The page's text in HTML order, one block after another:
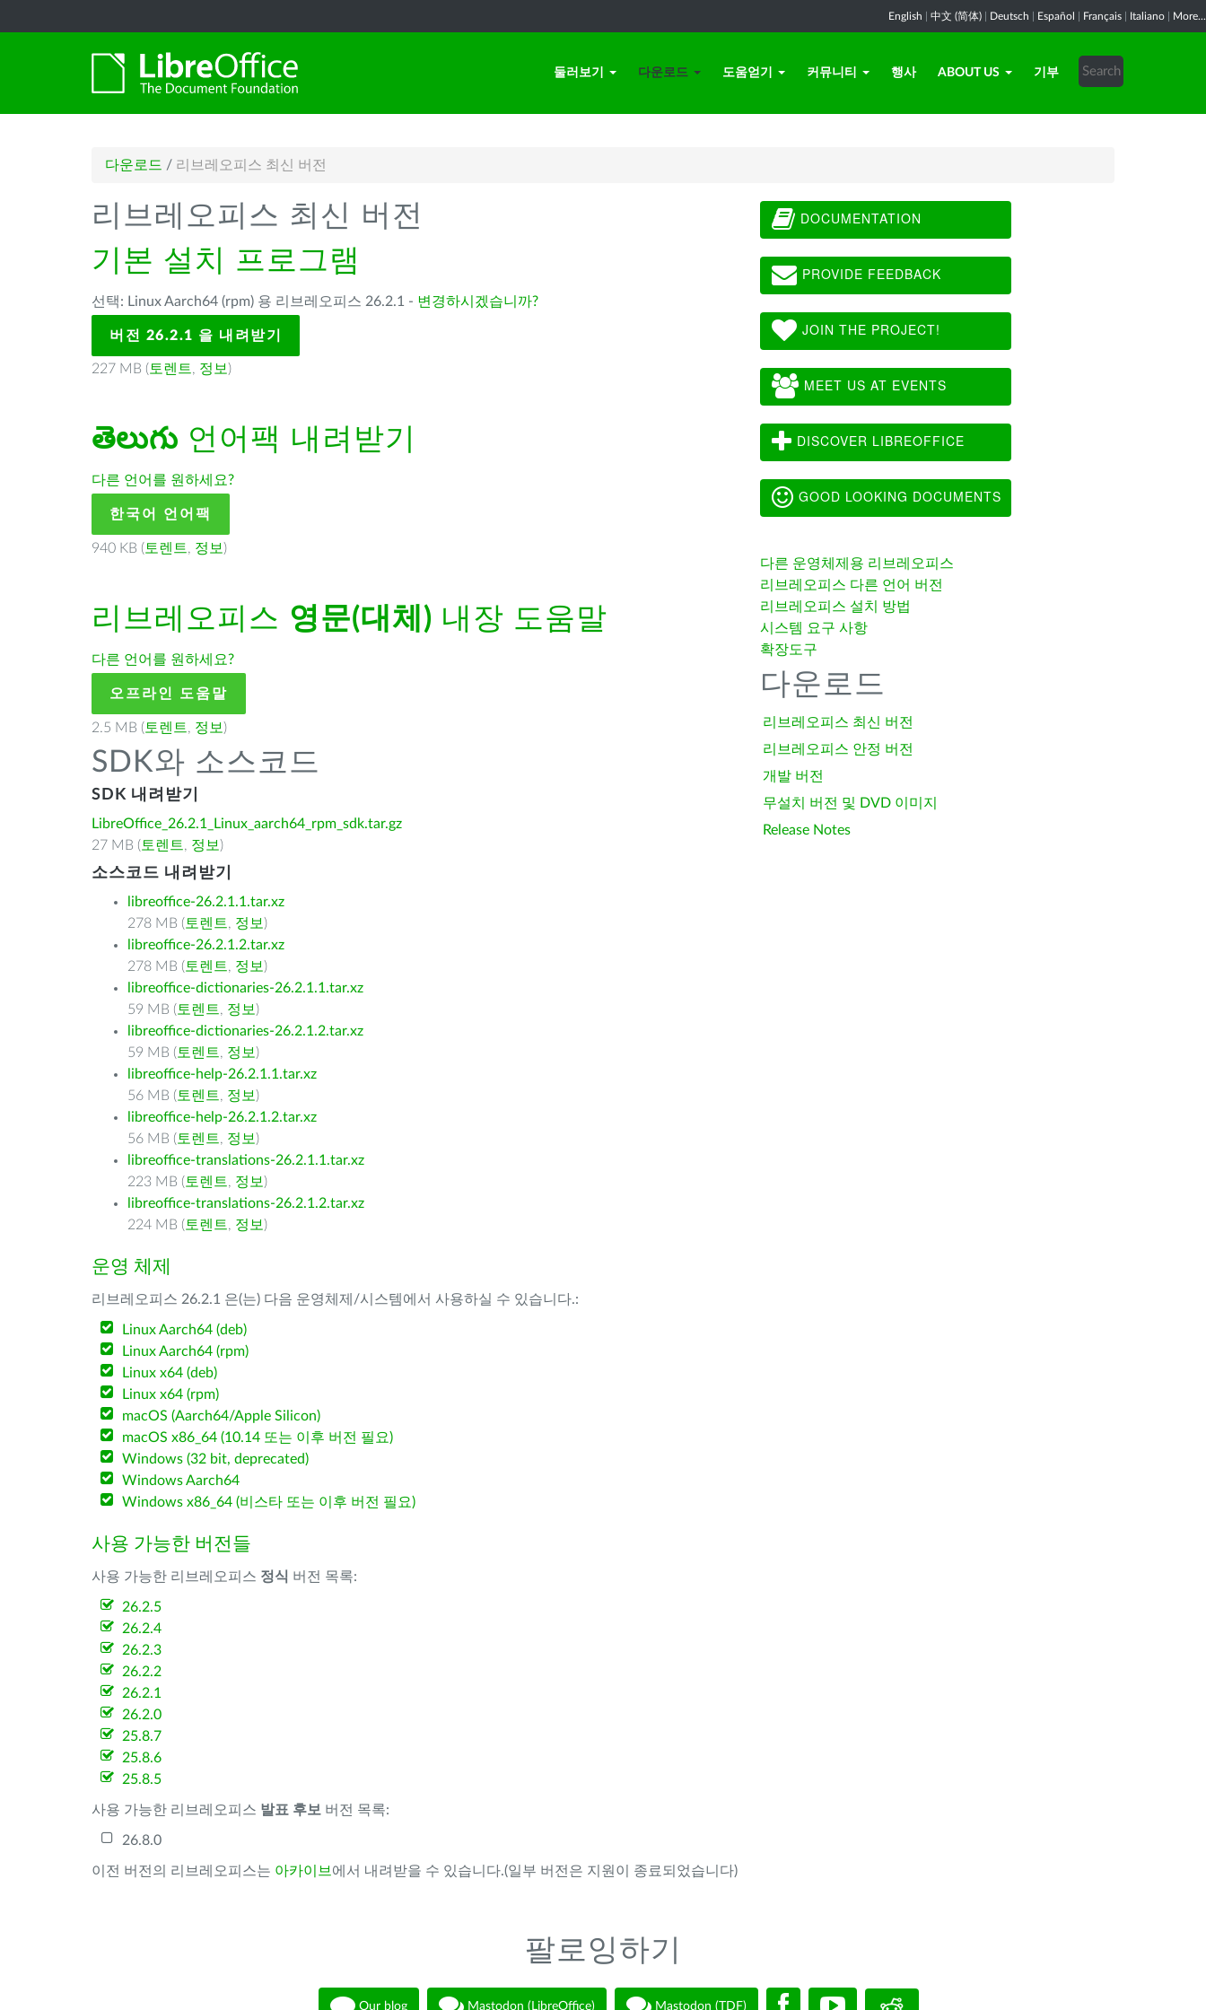
English 中文 (简体) Deutsch Español Français Italiano More...
둘러보기 다운로드 도움얻기 커뮤니티 행사 ABOUT US 기부
다운로드 / 리브레오피스 최신 버전
리브레오피스 최신 버전
기본 설치 프로그램
선택: Linux Aarch64 (rpm) 용 리브레오피스 26.2.1 - 변경하시겠습니까?
버전 26.2.1 을 내려받기
227 MB ( 토렌트, 정보 )
తెలుగు 언어팩 내려받기
다른 언어를 원하세요?
한국어 언어팩
940 KB ( 토렌트, 정보 )
리브레오피스 영문(대체) 내장 도움말
다른 언어를 원하세요?
오프라인 도움말
2.5 MB ( 토렌트, 정보 )
SDK와 소스코드
SDK 내려받기
LibreOffice_26.2.1_Linux_aarch64_rpm_sdk.tar.gz
27 MB ( 토렌트, 정보 )
소스코드 내려받기
libreoffice-26.2.1.1.tar.xz
278 MB ( 토렌트, 정보 )
libreoffice-26.2.1.2.tar.xz
278 MB ( 토렌트, 정보 )
libreoffice-dictionaries-26.2.1.1.tar.xz
59 MB ( 토렌트, 정보 )
libreoffice-dictionaries-26.2.1.2.tar.xz
59 MB ( 토렌트, 정보 )
libreoffice-help-26.2.1.1.tar.xz
56 MB ( 토렌트, 정보 )
libreoffice-help-26.2.1.2.tar.xz
56 MB ( 토렌트, 정보 )
libreoffice-translations-26.2.1.1.tar.xz
223 MB ( 토렌트, 정보 )
libreoffice-translations-26.2.1.2.tar.xz
224 MB ( 토렌트, 정보 )
운영 체제
리브레오피스 26.2.1 은(는) 다음 운영체제/시스템에서 사용하실 수 있습니다.:
Linux Aarch64 (deb)
Linux Aarch64 (rpm)
Linux x64 (deb)
Linux x64 (rpm)
macOS (Aarch64/Apple Silicon)
macOS x86_64 (10.14 또는 이후 버전 필요)
Windows (32 bit, deprecated)
Windows Aarch64
Windows x86_64 (비스타 또는 이후 버전 필요)
사용 가능한 버전들
사용 가능한 리브레오피스 정식 버전 목록:
26.2.5
26.2.4
26.2.3
26.2.2
26.2.1
26.2.0
25.8.7
25.8.6
25.8.5
사용 가능한 리브레오피스 발표 후보 버전 목록:
26.8.0
이전 버전의 리브레오피스는 아카이브 에서 내려받을 수 있습니다.(일부 버전은 지원이 종료되었습니다)
DOCUMENTATION
PROVIDE FEEDBACK
JOIN THE PROJECT!
MEET US AT EVENTS
DISCOVER LIBREOFFICE
GOOD LOOKING DOCUMENTS
다른 운영체제용 리브레오피스
리브레오피스 다른 언어 버전
리브레오피스 설치 방법
시스템 요구 사항
확장도구
다운로드
리브레오피스 최신 버전
리브레오피스 안정 버전
개발 버전
무설치 버전 및 DVD 이미지
Release Notes
팔로잉하기
Our blog Mastodon (LibreOffice) Mastodon (TDF)